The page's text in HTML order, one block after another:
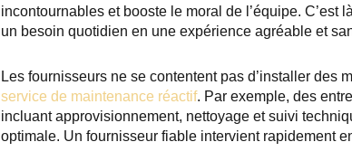
incontournables et booste le moral de l’équipe. C’est
un besoin quotidien en une expérience agréable et
Les fournisseurs ne se contentent pas d’installer
service de maintenance réactif. Par exemple, des
incluant approvisionnement, nettoyage et suivi
optimale. Un fournisseur fiable intervient rapidement